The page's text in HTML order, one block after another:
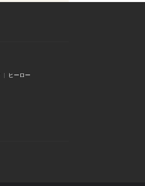
ヒーロー